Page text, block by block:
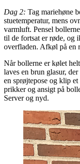
Dag 2: Tag mariehøne
stuetemperatur, mens
varmluft. Pensel
til de fortsat er røde, og
overfladen. Afkøl på en
Når bollerne er kølet
laves en brun glasur,
en sprøjtepose og klip
prikker og ansigt på
Server og nyd.